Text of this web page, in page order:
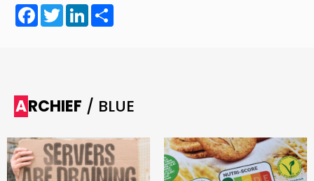
Facebook
TwitterLinkedIn
ARCHIEF / BLUE